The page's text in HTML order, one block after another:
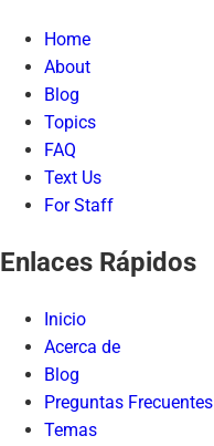
Home
About
Blog
Topics
FAQ
Text Us
For Staff
Enlaces Rápidos
Inicio
Acerca de
Blog
Preguntas Frecuentes
Temas